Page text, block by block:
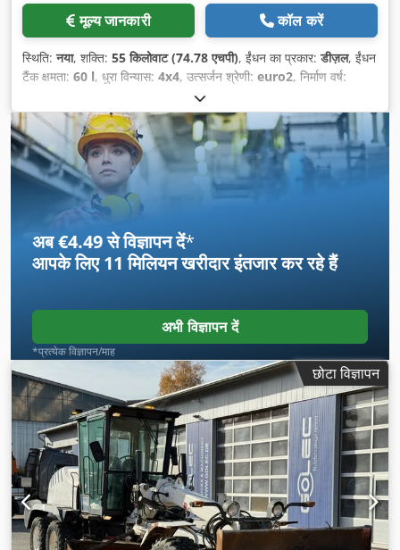
मूल्य जानकारी कॉल करें
स्थिति:नया, शक्ति: 55 किलोवाट (74.78 एचपी), ईंधन का प्रकार:डीज़ल, ईंधन
टैंक क्षमता: 60 l, धुरा विन्यास: 4x4, उत्सर्जन श्रेणी: euro2, निर्माण वर्ष:
,
अब €4.49 से विज्ञापन दें*
आपके लिए11 मिलियन खरीदारइंतजार कर रहे हैं
अभी विज्ञापन दें
*प्रत्येक विज्ञापन/माह
छोटा विज्ञापन